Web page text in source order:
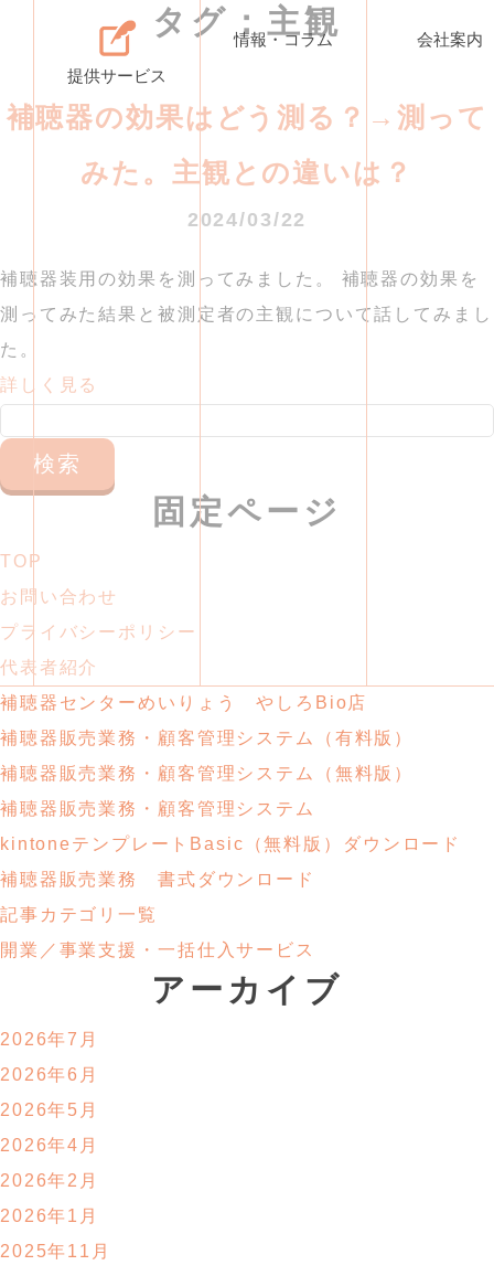
提供サービス
情報・コラム 会社案内
タグ：主観
補聴器の効果はどう測る？→測って
みた。主観との違いは？
2024/03/22
補聴器装用の効果を測ってみました。 補聴器の効果を
測ってみた結果と被測定者の主観について話してみまし
た。
詳しく見る
固定ページ
TOP
お問い合わせ
プライバシーポリシー
代表者紹介
補聴器センターめいりょう やしろBio店
補聴器販売業務・ 顧客管理システム
（有料版）
補聴器販売業務・ 顧客管理システム
（無料版）
補聴器販売業務・顧客管理システム
kintoneテンプレートBasic （無料版）ダウンロード
補聴器販売業務
書式ダウンロード
記事カテゴリ一覧
開業／事業支援・ 一括仕入サービス
アーカイブ
2026年7月
2026年6月
2026年5月
2026年4月
2026年2月
2026年1月
2025年11月